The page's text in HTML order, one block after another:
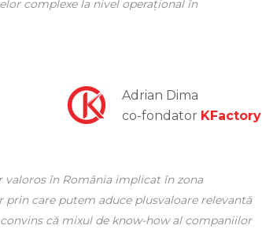
complexe la nivel operațional în
Adrian Dima
co-fondator KFactory
în România implicat în zona
care putem aduce plusvaloare relevantă
că mixul de know-how al companiilor